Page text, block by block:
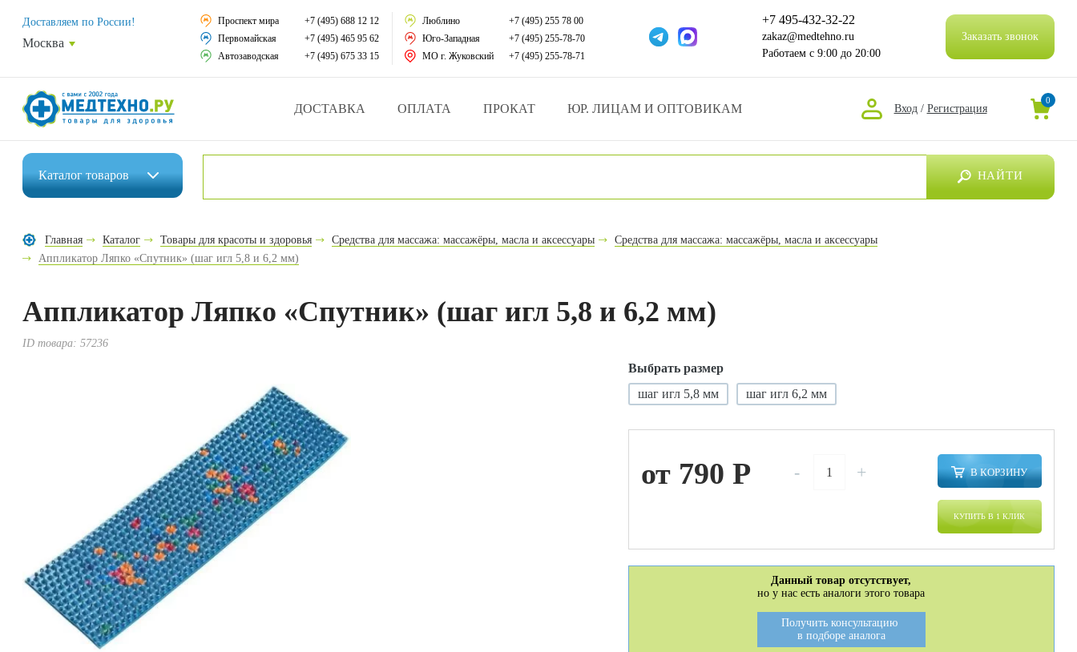
Средства реабилитации
Средства по уходу за больными
Домашняя медтехника
Товары для врачей и мед.учреждений
Уникальные и полезные товары
Прокат инвалидной техники
Доставляем по России!
Москва
Проспект мира
+7 (495) 688 12 12
Первомайская
+7 (495) 465 95 62
Автозаводская
+7 (495) 675 33 15
Люблино
+7 (495) 255 78 00
Юго-Западная
+7 (495) 255-78-70
МО г. Жуковский
+7 (495) 255-78-71
+7 495-432-32-22
zakaz@medtehno.ru
Работаем с 9:00 до 20:00
Заказать звонок
ДОСТАВКА ОПЛАТА ПРОКАТ ЮР. ЛИЦАМ И ОПТОВИКАМ Вход / Регистрация
0
Каталогтоваров
Средства реабилитации
Ортопедические изделия
Товары для красоты и здоровья
Товары для врачей и мед.учреждений
Уникальные и полезные товары
Распродажа
Уценка
Прокат инвалидной техники
НАЙТИ
Главная Каталог Товары для красоты и здоровья Средства для массажа: массажёры, масла и аксессуары
Средства для массажа: массажёры, масла и аксессуары
Аппликатор Ляпко «Спутник» (шаг игл 5,8 и 6,2 мм)
Аппликатор Ляпко «Спутник» (шаг игл 5,8 и 6,2 мм)
ID товара:57236
Выбрать размер
шаг игл 5,8 мм
шаг игл 6,2 мм
от 790 P - + В КОРЗИНУ
КУПИТЬ В 1 КЛИК
Данный товар отсутствует,
но у нас есть аналоги этого товара
Получить консультацию
в подборе аналога